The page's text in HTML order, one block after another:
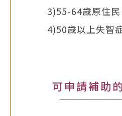
3)55-64歲原住民
4)50歲以上失智
可申請補助